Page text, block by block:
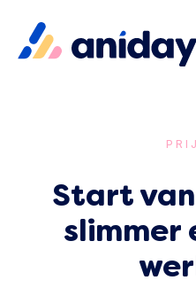
Start
slimmer